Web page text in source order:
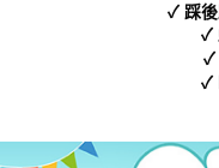
１．透過由恩沛科技股份有
易，需依本服務之必要範圍
權轉讓予恩沛科技股份有限
２．關於個人資料處理事宜
「AFTEE先享後付」，若未
每筆NT$90，滿NT$999(
✓ 踩
✓
✓
✓